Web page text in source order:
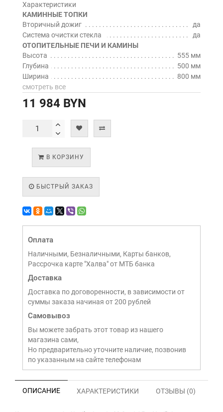
Характеристики
КАМИННЫЕ ТОПКИ
Вторичный дожиг
да
Система очистки стекла
да
ОТОПИТЕЛЬНЫЕ ПЕЧИ И КАМИНЫ
Высота
555 мм
Глубина
500 мм
Ширина
800 мм
смотреть все
11 984 BYN
В КОРЗИНУ
БЫСТРЫЙ ЗАКАЗ
Оплата
Наличными, Безналичными, Карты банков,
Рассрочка карте "Халва" от МТБ банка
Доставка
Доставка по договоренности, в зависимости от
суммы заказа начиная от 200 рублей
Самовывоз
Вы можете забрать этот товар из нашего
магазина сами,
Но предварительно уточните наличие, позвонив
по указанным на сайте телефонам
ОПИСАНИЕ ХАРАКТЕРИСТИКИ ОТЗЫВЫ (0)